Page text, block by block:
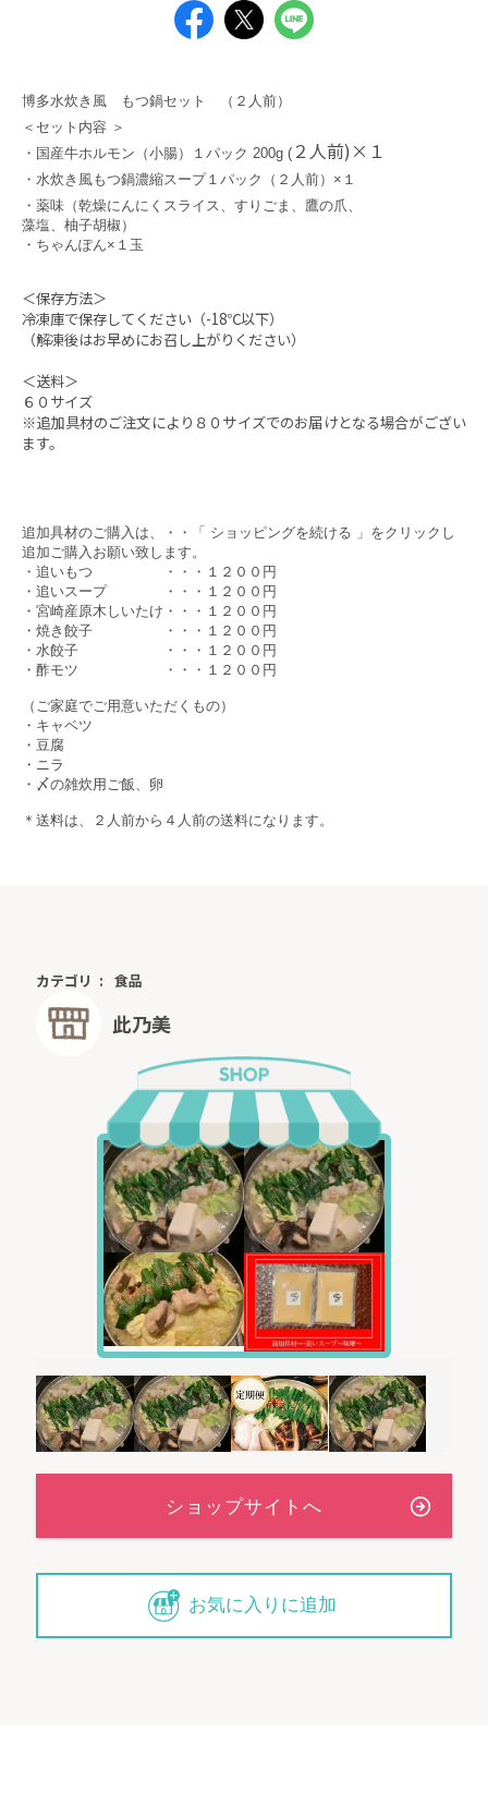
博多水炊き風 もつ鍋セット （２人前）
＜セット内容 ＞
・国産牛ホルモン（小腸）１パック 200g ( ２人前)×１
・水炊き風もつ鍋濃縮スープ１パック（２人前）×１
・薬味（乾燥にんにくスライス、すりごま、鷹の爪、
藻塩、 柚子胡椒 ）
・ちゃんぽん×１玉
＜保存方法＞
冷凍庫で保存してください（-18℃以下）
（解凍後はお早めにお召し上がりください）
＜送料＞
６０サイズ
※追加具材のご注文により８０サイズでのお届けとなる場合がござい
ます。
追加具材のご購入は、・・「 ショッピングを続ける 」をクリックし
追加ご購入お願い致します。
・追いもつ ・・・１２００円
・追いスープ ・・・１２００円
・宮崎産原木しいたけ・・・１ ２０ ０円
・焼き餃子 ・・・１ ２０ ０円
・水餃子 ・・・１ ２０ ０円
・酢モツ ・・・１ ２０ ０円
（ご家庭でご用意いただくもの）
・キャベツ
・豆腐
・ニラ
・〆の雑炊用ご飯、卵
＊送料は、２人前から４人前の送料になります。
カテゴリ 食品
此乃美
お気に入りに追加